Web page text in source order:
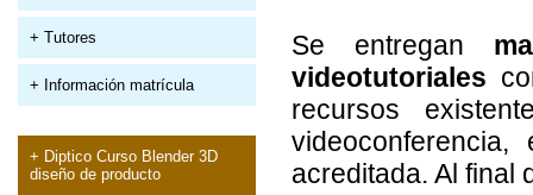
+ Tutores
+ Información matrícula
+ Diptico Curso Blender 3D
diseño de producto
Se entregan
videotutoriales
recursos
acreditada. Al final